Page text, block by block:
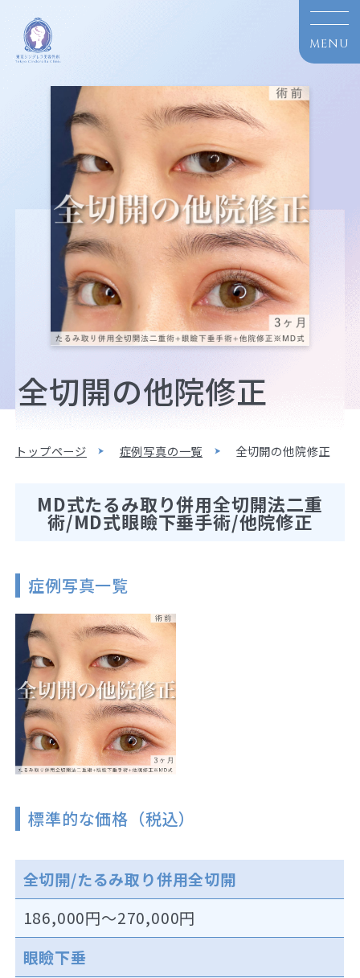
全切開の他院修正
トップページ 症例写真の一覧 全切開の他院修正
MD式たるみ取り併用全切開法二重
術/MD式眼瞼下垂手術/他院修正
症例写真一覧
標準的な価格（税込）
全切開/たるみ取り併用全切開
186,000円～270,000円
眼瞼下垂